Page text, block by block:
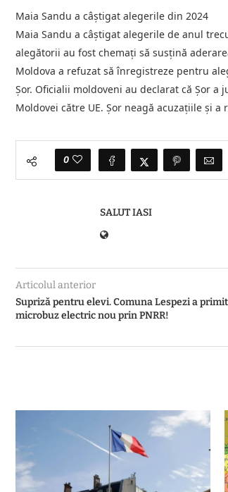
Maia Sandu a câștigat alegerile din 2024
Maia Sandu a câştigat alegerile de anul
alegătorii au fost chemaţi să susţină
Moldova a refuzat să înregistreze pentru
Şor. Oficialii moldoveni au declarat că Şor
Moldovei către UE. Şor neagă acuzaţiile şi
0
SALUT IASI
Articolul anterior
Supriză pentru elevi. Comuna Lespezi a
microbuz electric nou prin PNRR!